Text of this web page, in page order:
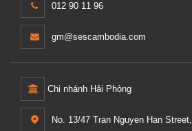
012 90 11 96
gm@sescambodia.com
Chi nhánh Hải Phòng
No. 13/47 Tran Nguyen Han